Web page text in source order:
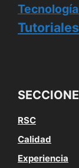
Tutoriales
RSC
Calidad
Experiencia